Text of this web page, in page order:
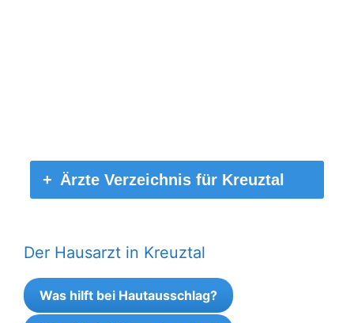
Ärzte Verzeichnis für Kreuztal
Der Hausarzt in Kreuztal
Was hilft bei Hautausschlag?